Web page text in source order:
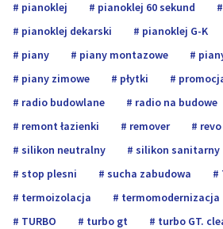
pianoklej
pianoklej 60 sekund
pianoklej dekarski
pianoklej G-K
piany
piany montazowe
piany zimowe
płytki
radio budowlane
radio na budowe
remont łazienki
remover
silikon neutralny
silikon sanitarny
stop plesni
sucha zabudowa
termoizolacja
termomodernizacja
TURBO
turbo gt
turbo GT.